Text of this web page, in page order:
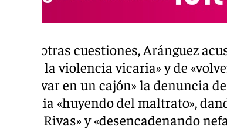
Entre otras cuestiones, Aránguez
que es la violencia vicaria» y de
«archivar en un cajón» la denuncia
de Italia «huyendo del maltrato»,
Juana Rivas» y «desencadenando